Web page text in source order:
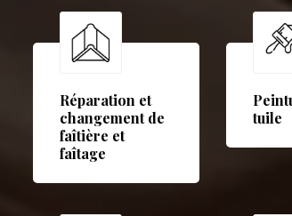
Réparation et
changement de
faîtière et
faîtage
tuile